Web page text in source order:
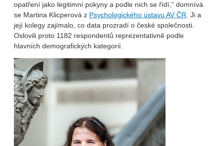
opatření jako legitimní pokyny a podle nich se řídí,“ domnívá
se Martina Klicperová z Psychologického ústavu AV ČR. Ji a
její kolegy zajímalo, co data prozradí o české společnosti.
Oslovili proto 1182 respondentů reprezentativně podle
hlavních demografických kategorií.